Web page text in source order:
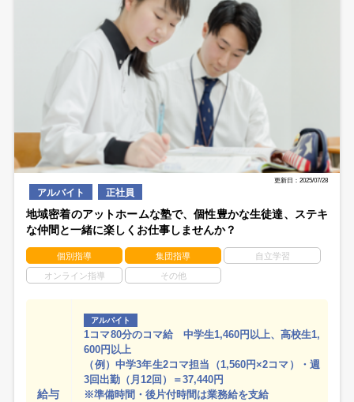
更新日：2025/07/28
アルバイト 正社員
地域密着のアットホームな塾で、個性豊かな生徒達、ステキ
な仲間と一緒に楽しくお仕事しませんか？
個別指導 集団指導 自立学習
オンライン指導 その他
給与
アルバイト
1コマ80分のコマ給 中学生1,460円以上、高校生1,
600円以上
（例）中学3年生2コマ担当（1,560円×2コマ）・週
3回出勤（月12回）＝37,440円
※準備時間・後片付時間は業務給を支給